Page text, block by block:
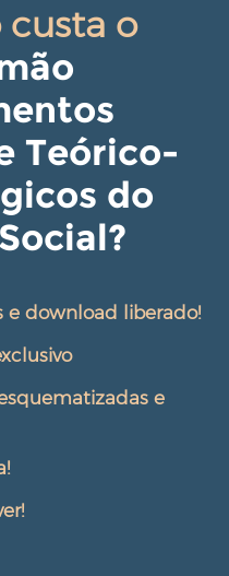
custa o
Teórico-
do
e download liberado!
e